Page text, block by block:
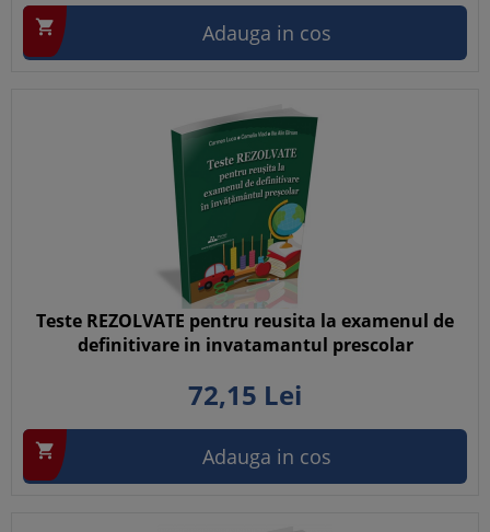
 Adauga in cos
Teste REZOLVATE pentru reusita la examenul de
definitivare in invatamantul prescolar
72,15 Lei
 Adauga in cos